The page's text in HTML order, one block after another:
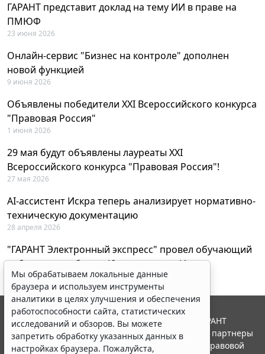
ГАРАНТ представит доклад на тему ИИ в праве на
ПМЮФ
23 июня 2026
Онлайн-сервис "Бизнес на контроле" дополнен
новой функцией
9 июня 2026
Объявлены победители XXI Всероссийского конкурса
"Правовая Россия"
1 июня 2026
29 мая будут объявлены лауреаты XXI
Всероссийского конкурса "Правовая Россия"!
27 мая 2026
AI-ассистент Искра теперь анализирует нормативно-
техническую документацию
28 апреля 2026
"ГАРАНТ Электронный экспресс" провел обучающий
вебинар по работе с AI-ассистентом Искра
23 апреля 2026
Мы обрабатываем локальные данные
браузера и используем инструменты
аналитики в целях улучшения и обеспечения
работоспособности сайта, статистических
исследований и обзоров. Вы можете
запретить обработку указанных данных в
настройках браузера. Пожалуйста,
© ООО "НПП "ГАРАНТ-СЕРВИС", 2026. Система ГАРАНТ
выпускается с 1990 года. Компания "Гарант" и ее партнеры
являются участниками Российской ассоциации правовой